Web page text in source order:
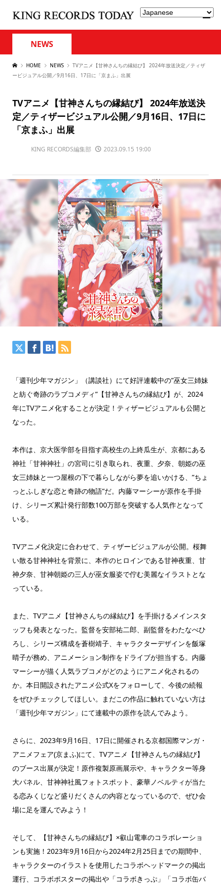
NEWS
HOME NEWS
TVアニメ【甘神さんちの縁結び】 2024年放送決定／ティザ
ービジュアル公開／9月16日、17日に「京まふ」出展
TVアニメ【甘神さんちの縁結び】 2024年放送決
定／ティザービジュアル公開／9月16日、17日に
「京まふ」出展
KING RECORDS編集部 2023.09.15 19:00
「週刊少年マガジン」（講談社）にて好評連載中の”巫女三姉妹
と紡ぐ奇跡のラブコメディ”【甘神さんちの縁結び】が、2024
年にTVアニメ化することが決定！ティザービジュアルも公開と
なった。
本作は、京大医学部を目指す高校生の上終瓜生が、京都にある
神社「甘神神社」の宮司に引き取られ、夜重、夕奈、朝姫の巫
女三姉妹と一つ屋根の下で暮らしながら夢を追いかける、”ちょ
っとふしぎな恋と奇跡の物語”だ。内藤マーシーが原作を手掛
け、シリーズ累計発行部数100万部を突破する人気作となって
いる。
TVアニメ化決定に合わせて、ティザービジュアルが公開。桜舞
い散る甘神神社を背景に、本作のヒロインである甘神夜重、甘
神夕奈、甘神朝姫の三人が巫女服姿で佇む美麗なイラストとな
っている。
また、TVアニメ【甘神さんちの縁結び】を手掛けるメインスタ
ッフも発表となった。監督を安部祐二郎、副監督をわたなべひ
ろし、シリーズ構成を蒼樹靖子、キャラクターデザインを飯塚
晴子が務め、アニメーション制作をドライブが担当する。内藤
マーシーが描く人気ラブコメがどのようにアニメ化されるの
か。本日開設されたアニメ公式Xをフォローして、今後の続報
をぜひチェックしてほしい。まだこの作品に触れていない方は
「週刊少年マガジン」にて連載中の原作を読んでみよう。
さらに、2023年9月16日、17日に開催される京都国際マンガ・
アニメフェア(京まふ)にて、TVアニメ【甘神さんちの縁結び】
のブース出展が決定！原作複製原画展示や、キャラクター等身
大パネル、甘神神社風フォトスポット、豪華ノベルティが当た
る恋みくじなど盛りだくさんの内容となっているので、ぜひ会
場に足を運んでみよう！
そして、【甘神さんちの縁結び】×叡山電車のコラボレーショ
ンも実施！2023年9月16日から2024年2月25日までの期間中、
キャラクターのイラストを使用したコラボヘッドマークの掲出
運行、コラボポスターの掲出や「コラボきっぷ」「コラボ缶バ